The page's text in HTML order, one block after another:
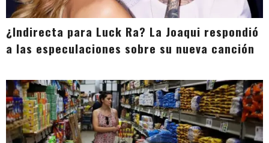
¿Indirecta para Luck Ra? La Joaqui respondió
a las especulaciones sobre su nueva canción